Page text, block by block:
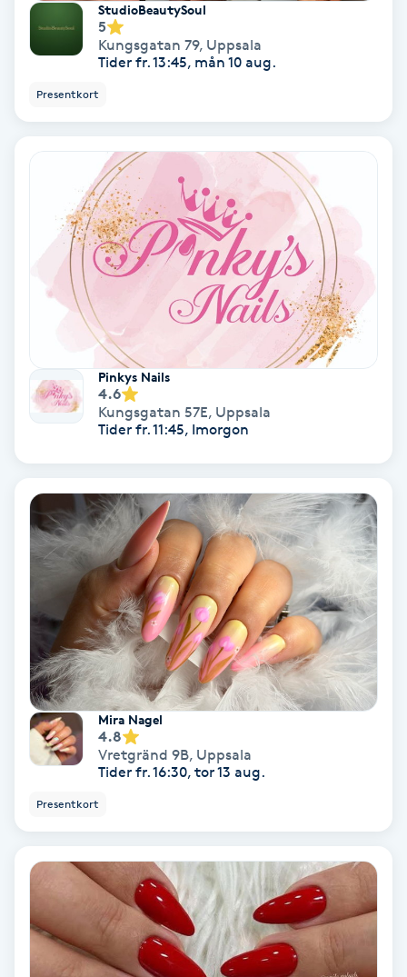
Fettreducering
Fotmassage
Fotsvamp
Fotvård
Fransborttagning
Fransförlängning
Fransförlängning Megavolym
Fransförlängning Volym
Fransk manikyr
Fransrengöring
Frekvensterapi
Friskvård
Funktionsanalys
StudioBeautySoul
5
Kungsgatan 79, Uppsala
Tider fr. 13:45, mån 10 aug.
Presentkort
Pinkys Nails
4.6
Kungsgatan 57E, Uppsala
Tider fr. 11:45, Imorgon
Mira Nagel
4.8
Vretgränd 9B, Uppsala
Tider fr. 16:30, tor 13 aug.
Presentkort